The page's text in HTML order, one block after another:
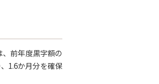
前年度黒字額の
1.6か月分を確保